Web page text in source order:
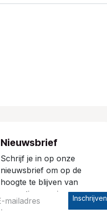
Nieuwsbrief
Schrijf je in op onze
nieuwsbrief om op de
hoogte te blijven van
promoties en nieuwe
producten.
Inschrijven